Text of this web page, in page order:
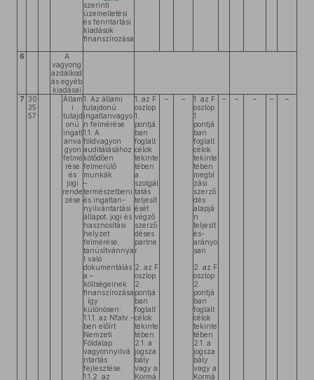
szerinti
üzemeltetési
és fenntartási
kiadások
finanszírozása
6
A
vagyong
azdálkod
ás egyéb
kiadásai
7 30
35
57
Állam
i
tulajd
onú
ingatl
anva
gyon
felmé
rése
és
jogi
rende
zése
1. Az állami
tulajdonú
ingatlanvagyo
n felmérése
1.1. A
földvagyon
auditálásához
kötődően
felmerülő
munkák
–
természetbeni
és ingatlan-
nyilvántartási
állapot, jogi és
hasznosítási
helyzet
felmérése,
tanúsítvánnya
l való
dokumentálás
a –
költségeinek
finanszírozása
, így
különösen:
1.1.1. az Nfatv.-
ben előírt
Nemzeti
Földalap
vagyonnyilvá
ntartás
fejlesztése,
1.1.2. az
1. az F
oszlop
1.
pontjá
ban
foglalt
célok
tekinte
tében
a
szolgál
tatás
teljesít
ését
végző
szerző
déses
partne
r
2. az F
oszlop
2.
pontjá
ban
foglalt
célok
tekinte
tében
2.1. a
jogsza
bály
vagy a
Kormá
– –
1. az F
oszlop
1.
pontjá
ban
foglalt
célok
tekinte
tében
megbí
zási
szerző
dés
alapjá
n
teljesít
és-
arányo
san
2. az F
oszlop
2.
pontjá
ban
foglalt
célok
tekinte
tében
2.1. a
jogsza
bály
vagy a
Kormá
– – – – –